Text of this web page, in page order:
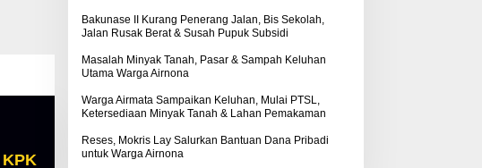
Bakunase II Kurang Penerang Jalan, Bis Sekolah,
Jalan Rusak Berat & Susah Pupuk Subsidi
Masalah Minyak Tanah, Pasar & Sampah Keluhan
Utama Warga Airnona
Warga Airmata Sampaikan Keluhan, Mulai PTSL,
Ketersediaan Minyak Tanah & Lahan Pemakaman
Reses, Mokris Lay Salurkan Bantuan Dana Pribadi
untuk Warga Airnona